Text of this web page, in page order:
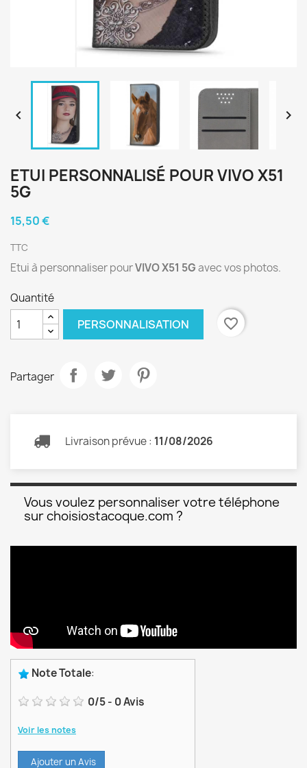
 
ETUI PERSONNALISÉ POUR VIVO X51
5G
15,50 €
TTC
Etui à personnaliser pourVIVOX51 5Gavec vos photos.
Quantité
PERSONNALISATION favorite_border
Partager
Livraison prévue : 11/08/2026
Vous voulez personnaliser votre téléphone
sur choisiostacoque.com ?
Note Totale:
0/5- 0Avis
Voir les notes
Ajouter un Avis